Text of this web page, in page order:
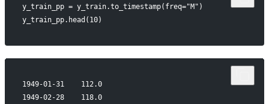
y_train_pp = y_train.to_timestamp(freq="M")
y_train_pp.head(10)
1949-01-31    112.0
1949-02-28    118.0